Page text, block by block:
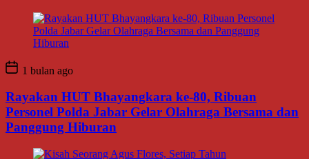
1 bulan ago
Rayakan HUT Bhayangkara ke-80, Ribuan
Personel Polda Jabar Gelar Olahraga Bersama dan
Panggung Hiburan